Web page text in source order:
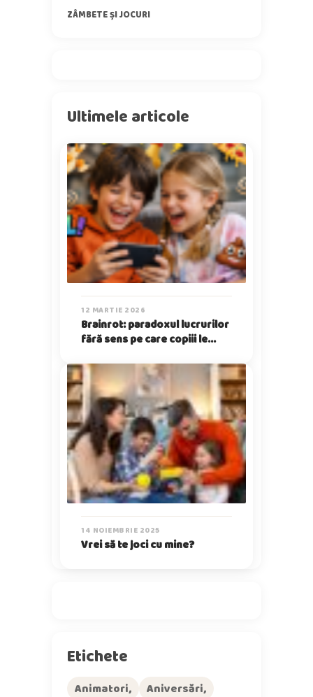
ZÂMBETE ȘI JOCURI
Ultimele articole
12 MARTIE 2026
Brainrot: paradoxul lucrurilor
fără sens pe care copiii le
14 NOIEMBRIE 2025
Vrei să te joci cu mine?
Etichete
Animatori
Aniversări